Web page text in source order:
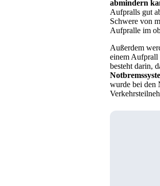
abmindern
Aufpralls gut
Schwere von
Aufpralle im
Außerdem
einem Aufprall
besteht darin,
wurde bei den